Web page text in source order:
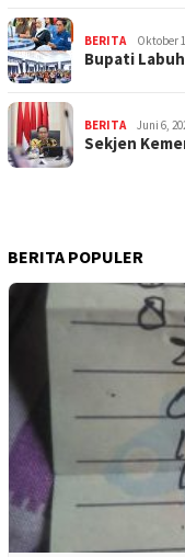
BERITA Oktober
Bupati
BERITA Juni 6,
Sekjen
BERITA POPULER